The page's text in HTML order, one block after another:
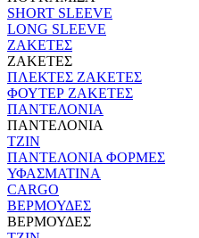
SHORT SLEEVE
LONG SLEEVE
ΖΑΚΕΤΕΣ
ΖΑΚΕΤΕΣ
ΠΛΕΚΤΕΣ ΖΑΚΕΤΕΣ
ΦΟΥΤΕΡ ΖΑΚΕΤΕΣ
ΠΑΝΤΕΛΟΝΙΑ
ΠΑΝΤΕΛΟΝΙΑ
ΤΖΙΝ
ΠΑΝΤΕΛΟΝΙΑ ΦΟΡΜΕΣ
ΥΦΑΣΜΑΤΙΝΑ
CARGO
ΒΕΡΜΟΥΔΕΣ
ΒΕΡΜΟΥΔΕΣ